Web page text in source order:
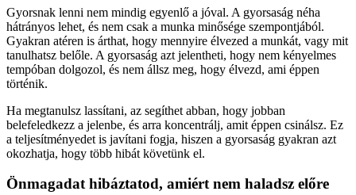
Gyorsnak lenni nem mindig egyenlő a jóval. A gyorsaság néha
hátrányos lehet, és nem csak a munka minősége szempontjából.
Gyakran atéren is árthat, hogy mennyire élvezed a munkát, vagy mit
tanulhatsz belőle. A gyorsaság azt jelentheti, hogy nem kényelmes
tempóban dolgozol, és nem állsz meg, hogy élvezd, ami éppen
történik.
Ha megtanulsz lassítani, az segíthet abban, hogy jobban
belefeledkezz a jelenbe, és arra koncentrálj, amit éppen csinálsz. Ez
a teljesítményedet is javítani fogja, hiszen a gyorsaság gyakran azt
okozhatja, hogy több hibát követünk el.
Önmagadat hibáztatod, amiért nem haladsz előre